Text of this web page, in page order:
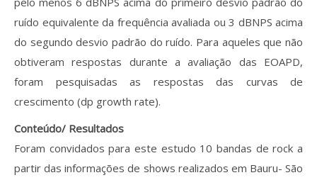
ruído equivalente da frequência avaliada ou 3 dBNPS acima
do segundo desvio padrão do ruído. Para aqueles que não
obtiveram respostas durante a avaliação das EOAPD,
foram pesquisadas as respostas das curvas de
crescimento (dp growth rate).
Conteúdo/ Resultados
Foram convidados para este estudo 10 bandas de rock a
partir das informações de shows realizados em Bauru- São